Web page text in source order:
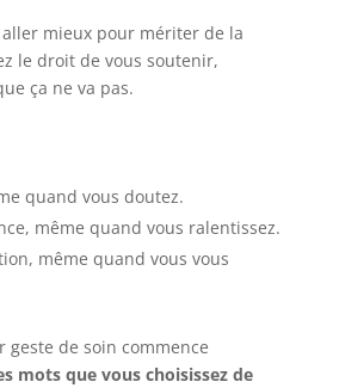
aller mieux pour mériter de la
le droit de vous soutenir,
ça ne va pas.
quand vous doutez.
même quand vous ralentissez.
même quand vous vous
geste de soin commence
mots que vous choisissez de